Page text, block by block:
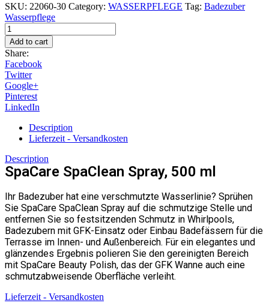
SKU: 22060-30 Category: WASSERPFLEGE Tag: Badezuber
Wasserpflege
SpaCare
SpaClean
Spray,
500
ml
quantity
Add to cart
Share:
Facebook
Twitter
Google+
Pinterest
LinkedIn
Description
Lieferzeit - Versandkosten
Description
SpaCare SpaClean Spray, 500 ml
Ihr Badezuber hat eine verschmutzte Wasserlinie? Sprühen
Sie SpaCare SpaClean Spray auf die schmutzige Stelle und
entfernen Sie so festsitzenden Schmutz in Whirlpools,
Badezubern mit GFK-Einsatz oder Einbau Badefässern für die
Terrasse im Innen- und Außenbereich. Für ein elegantes und
glänzendes Ergebnis polieren Sie den gereinigten Bereich
mit SpaCare Beauty Polish, das der GFK Wanne auch eine
schmutzabweisende Oberfläche verleiht.
Lieferzeit - Versandkosten